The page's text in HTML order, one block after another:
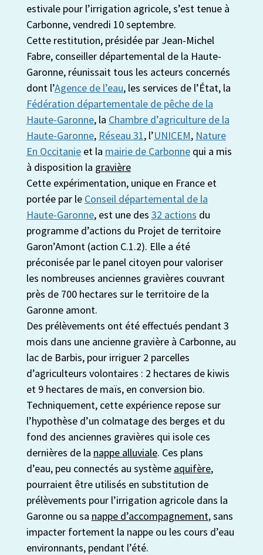
estivale pour l’irrigation agricole, s’est tenue à
Carbonne, vendredi 10 septembre.
Cette restitution, présidée par Jean-Michel
Fabre, conseiller départemental de la Haute-
Garonne, réunissait tous les acteurs concernés
dont l’Agence de l’eau, les services de l’État, la
Fédération départementale de pêche de la
Haute-Garonne, la Chambre d’agriculture de la
Haute-Garonne, Réseau 31, l’UNICEM, Nature
En Occitanieet la mairie de Carbonnequi a mis
à disposition la gravière
Cette expérimentation, unique en France et
portée par le Conseil départemental de la
Haute-Garonne, est une des 32 actions du
programme d’actions du Projet de territoire
Garon’Amont (action C.1.2). Elle a été
préconisée par le panel citoyen pour valoriser
les nombreuses anciennes gravières couvrant
près de 700 hectares sur le territoire de la
Garonne amont.
Des prélèvements ont été effectués pendant 3
mois dans une ancienne gravière à Carbonne, au
lac de Barbis, pour irriguer 2 parcelles
d’agriculteurs volontaires : 2 hectares de kiwis
et 9 hectares de maïs, en conversion bio.
Techniquement, cette expérience repose sur
l’hypothèse d’un colmatage des berges et du
fond des anciennes gravières qui isole ces
dernières de la nappe alluviale. Ces plans
d’eau, peu connectés au système aquifère,
pourraient être utilisés en substitution de
prélèvements pour l’irrigation agricole dans la
Garonne ou sa nappe d’accompagnement, sans
impacter fortement la nappe ou les cours d’eau
environnants, pendant l’été.